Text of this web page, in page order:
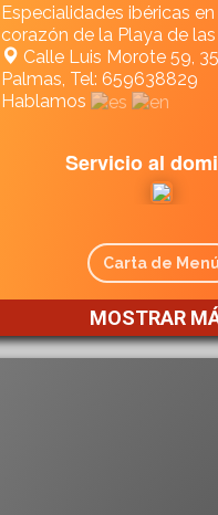
Especialidades ibéricas
corazón de la Playa de las
Calle Luis Morote 59,
Palmas, Tel: 659638829
Hablamos
Servicio al
Carta de
MOSTRAR